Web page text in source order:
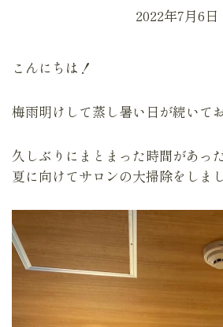
2022年7月6日
こんにちは！
梅雨明けして蒸し暑い日が続いて
久しぶりにまとまった時間があった
夏に向けてサロンの大掃除をしま